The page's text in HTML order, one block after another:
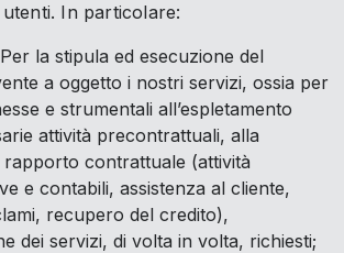
In particolare:
Per la stipula ed esecuzione del
a oggetto i nostri servizi, ossia per
e strumentali all’espletamento
attività precontrattuali, alla
rapporto contrattuale (attività
e contabili, assistenza al cliente,
recupero del credito),
dei servizi, di volta in volta, richiesti;